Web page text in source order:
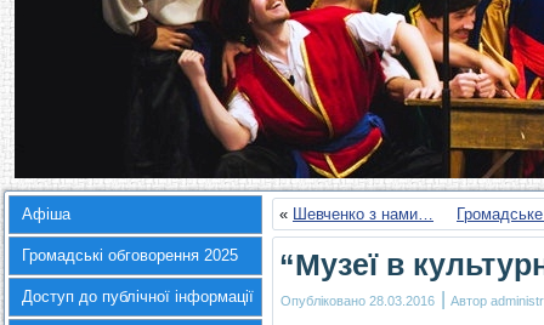
Афіша
Громадські обговорення 2025
Доступ до публічної інформації
« Шевченко з нами…
“Музеї в
Опубліковано 28.03.2016 | Автор